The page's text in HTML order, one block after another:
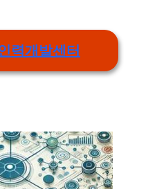
력개발센터